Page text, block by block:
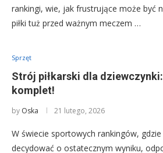
rankingi, wie, jak frustrujące może być
piłki tuż przed ważnym meczem …
Sprzęt
Strój piłkarski dla
komplet!
by Oska 21 lutego, 2026
W świecie sportowych rankingów, gdzie
decydować o ostatecznym wyniku,